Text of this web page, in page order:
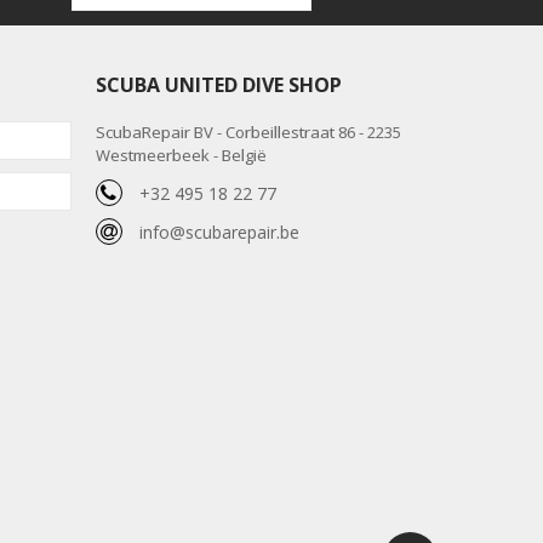
SCUBA UNITED DIVE SHOP
ScubaRepair BV - Corbeillestraat 86 - 2235
Westmeerbeek - België
+32 495 18 22 77
info@scubarepair.be